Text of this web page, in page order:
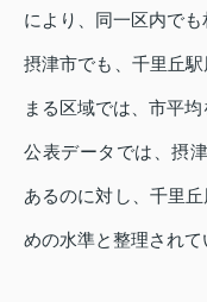
により、同一区内でも
摂津市でも、千里丘
まる区域では、市平
公表データでは、摂
あるのに対し、千里
めの水準と整理されて